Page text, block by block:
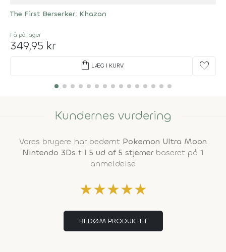
The First Berserker: Khazan
Få på lager
349,95 kr
shopping_bag LÆG I KURV favorite
Kundernes vurdering
Vores brugere har bedømt Pokemon Ultra Moon
Nintendo 3Ds til 5 ud af 5 stjernerbaseret på 1
anmeldelse
★★★★★
BEDØM PRODUKTET